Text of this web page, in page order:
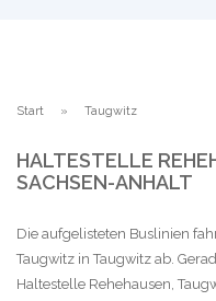
Start Taugwitz
HALTESTELLE
SACHSEN-ANHALT
Die aufgelisteten Buslinien
Taugwitz in Taugwitz ab.
Haltestelle Rehehausen,